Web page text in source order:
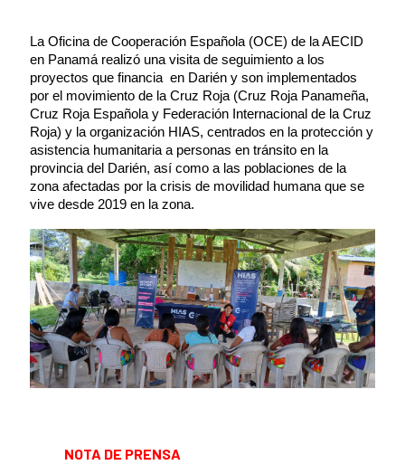
La Oficina de Cooperación Española (OCE) de la AECID
en Panamá realizó una visita de seguimiento a los
proyectos que financia en Darién y son implementados
por el movimiento de la Cruz Roja (Cruz Roja Panameña,
Cruz Roja Española y Federación Internacional de la Cruz
Roja) y la organización HIAS, centrados en la protección y
asistencia humanitaria a personas en tránsito en la
provincia del Darién, así como a las poblaciones de la
zona afectadas por la crisis de movilidad humana que se
vive desde 2019 en la zona.
NOTA DE PRENSA